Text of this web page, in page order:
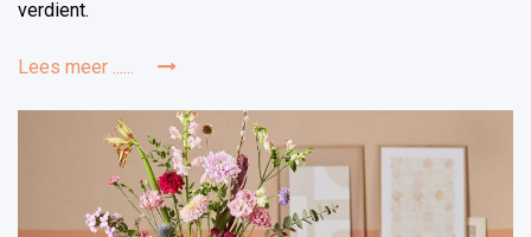
verdient.
Lees meer ......